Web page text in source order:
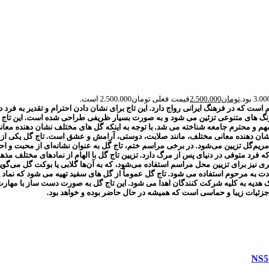
تومان2.500.000قیمت فعلی تومان2.500.000 است.
که در فرهنگ ایرانی رواج دارد. این تاج برای نشان دادن احترام و تقدیر به
رنگ های متنوعی تزئین می شود و به صورت بسیار ظریفی طراحی شده است. این
و محترم جامعه شناخته می شد. با توجه به اینکه گل های مختلف نشان دهنده
دهنده معانی مختلف، مانند صلابت، دوستی، آرامش و عشق است. تاج گل یکی
تزیین می‌شود. در برخی مراسم ختم، تاج گل به عنوان نشانه‌ای از محبت و
فرد متوفی در دنیای پس از مرگ دارد. تزیین تاج گل با الهام از نمادهای
نیز برای تزیین محل مراسم استفاده می‌شود، که به آن‌ها گلابی یا بوکت گل
به مرحوم استفاده می شود. تاج گل عموماً از گل های سفید تهیه می شود که
هدیه به کلیه شرکت کنندگان اهدا می شود. این تاج گل به صورت دست ساز با
زیبا و حماسی است که همیشه در حال حاضر بوده و خواهد بود.